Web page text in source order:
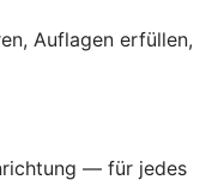
Auflagen erfüllen,
— für jedes